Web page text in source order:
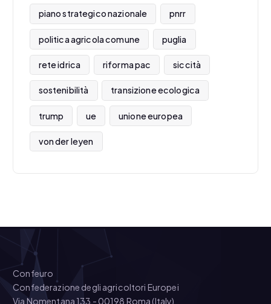
piano strategico nazionale pnrr
politica agricola comune puglia
rete idrica riforma pac siccità
sostenibilità transizione ecologica
trump ue unione europea
von der leyen
Confeuro
Confederazione degli agricoltori Europei
Via Nomentana 133 - 00198 Roma (Italy)